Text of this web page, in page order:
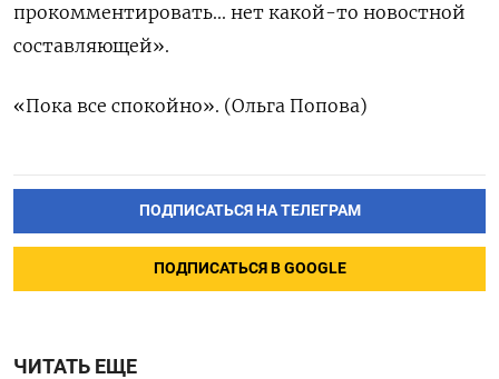
прокомментировать... нет какой-то новостной
составляющей».
«Пока все спокойно». (Ольга Попова)
ПОДПИСАТЬСЯ НА ТЕЛЕГРАМ
ПОДПИСАТЬСЯ В GOOGLE
ЧИТАТЬ ЕЩЕ